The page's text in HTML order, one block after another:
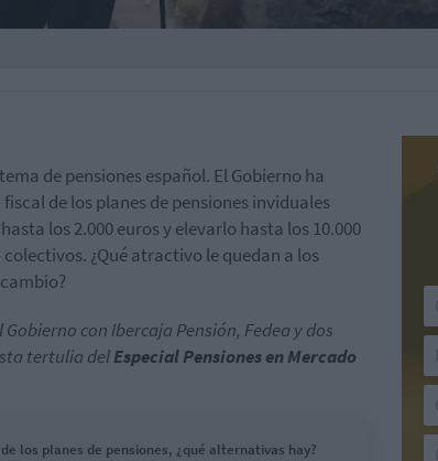
de pensiones español. El Gobierno ha
de los planes de pensiones inviduales
los 2.000 euros y elevarlo hasta los 10.000
¿Qué atractivo le quedan a los
con Ibercaja Pensión, Fedea y dos
tertulia delEspecial Pensiones en Mercado
los planes de pensiones, ¿qué alternativas hay?